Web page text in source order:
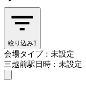
絞り込み1
会場タイプ：未設定
三越前駅日時：未設定